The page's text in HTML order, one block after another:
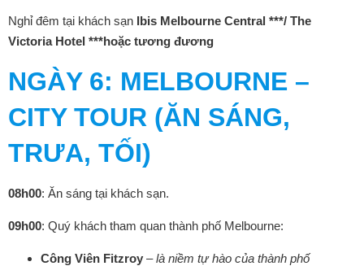
Nghỉ đêm tại khách sạn Ibis Melbourne Central ***/ The
Victoria Hotel ***hoặc tương đương
NGÀY 6: MELBOURNE –
CITY TOUR (ĂN SÁNG,
TRƯA, TỐI)
08h00: Ăn sáng tại khách sạn.
09h00: Quý khách tham quan thành phố Melbourne:
Công Viên Fitzroy –là niềm tự hào của thành phố